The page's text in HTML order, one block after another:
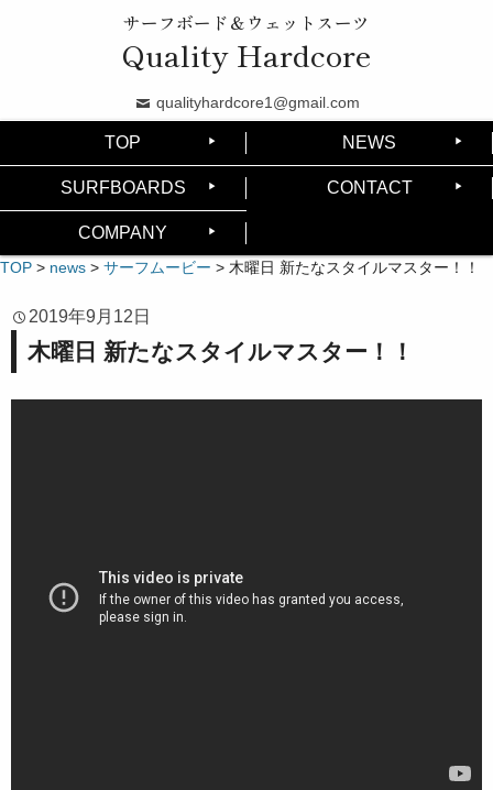
サーフボード＆ウェットスーツ
Quality Hardcore
qualityhardcore1@gmail.com
TOP NEWS
SURFBOARDS CONTACT
COMPANY
TOP > news > サーフムービー > 木曜日 新たなスタイルマスター！！
2019年9月12日
木曜日 新たなスタイルマスター！！